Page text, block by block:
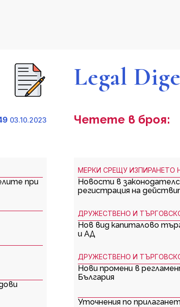
03.10.2023
при
Legal
Четете в броя:
МЕРКИ СРЕЩУ ИЗПИРАНЕТО
Новости в
регистрация на
ДРУЖЕСТВЕНО И
Нов вид капиталово
и АД
ДРУЖЕСТВЕНО И
Нови промени в
България
Уточнения по